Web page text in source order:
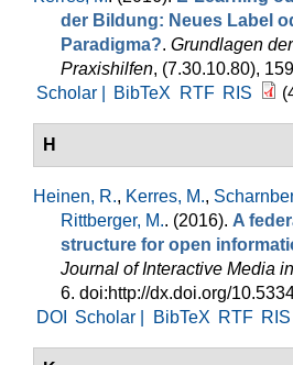
der Bildung: Neues Label
Paradigma?. Grundlagen
Praxishilfen, (7.30.10.80),
Scholar |
BibTeX RTF RIS
H
Heinen, R., Kerres, M.,
Rittberger, M.. (2016). A
structure for open
Journal of Interactive Media
6. doi:http://dx.doi.org/
DOI
Scholar | BibTeX RTF RIS